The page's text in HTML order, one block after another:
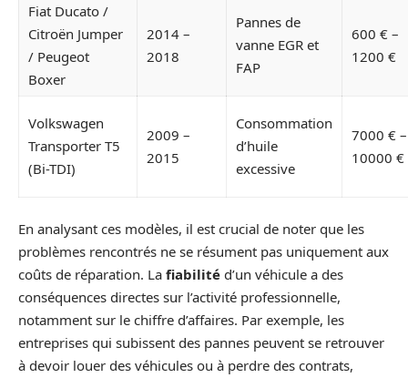
Fiat Ducato /
Citroën Jumper
/ Peugeot
Boxer
2014 –
2018
Pannes de
vanne EGR et
FAP
600 € –
1200 €
Volkswagen
Transporter T5
(Bi-TDI)
2009 –
2015
Consommation
d’huile
excessive
7000 € –
10000 €
En analysant ces modèles, il est crucial de noter que les
problèmes rencontrés ne se résument pas uniquement aux
coûts de réparation. La fiabilité d’un véhicule a des
conséquences directes sur l’activité professionnelle,
notamment sur le chiffre d’affaires. Par exemple, les
entreprises qui subissent des pannes peuvent se retrouver
à devoir louer des véhicules ou à perdre des contrats,